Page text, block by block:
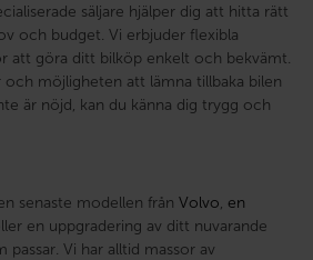
säljare hjälper dig att hitta rätt
och budget. Vi erbjuder flexibla
att göra ditt bilköp enkelt och bekvämt.
och möjligheten att lämna tillbaka bilen
är nöjd, kan du känna dig trygg och
senaste modellen från Volvo, en
en uppgradering av ditt nuvarande
Vi har alltid massor av